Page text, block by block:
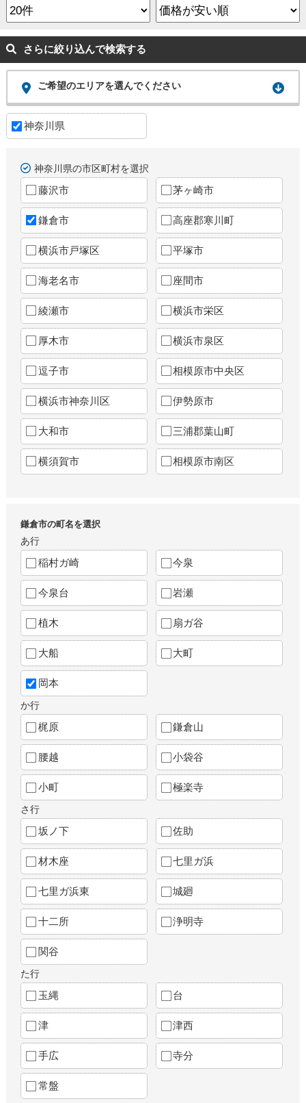
さらに絞り込んで検索する
ご希望のエリアを選んでください
神奈川県
神奈川県の市区町村を選択
藤沢市 茅ヶ崎市
鎌倉市 高座郡寒川町
横浜市戸塚区 平塚市
海老名市 座間市
綾瀬市 横浜市栄区
厚木市 横浜市泉区
逗子市 相模原市中央区
横浜市神奈川区 伊勢原市
大和市 三浦郡葉山町
横須賀市 相模原市南区
鎌倉市の町名を選択
あ行
稲村ガ崎 今泉
今泉台 岩瀬
植木 扇ガ谷
大船 大町
岡本
か行
梶原 鎌倉山
腰越 小袋谷
小町 極楽寺
さ行
坂ノ下 佐助
材木座 七里ガ浜
七里ガ浜東 城廻
十二所 浄明寺
関谷
た行
玉縄 台
津 津西
手広 寺分
常盤